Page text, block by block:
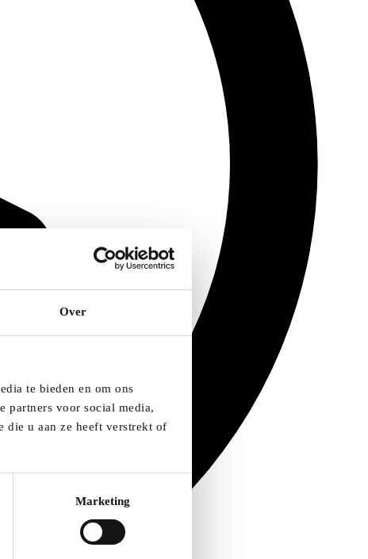
Over
te bieden en om ons
partners voor social media,
die u aan ze heeft verstrekt of
Marketing